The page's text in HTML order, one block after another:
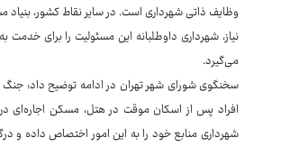
وظایف ذاتی شهرداری است. در سایر نقاط کشور، بنیاد
نیاز، شهرداری داوطلبانه این مسئولیت را برای
می‌گیرد.
افراد پس از اسکان موقت در هتل، مسکن اجاره‌ای
شهرداری منابع خود را به این امور اختصاص داده و